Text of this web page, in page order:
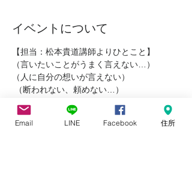
イベントについて
【担当：松本貴道講師よりひとこと】
（言いたいことがうまく言えない…）
（人に自分の想いが言えない）
（断われない、頼めない…）
がキチンと言える
アサーティブコミュニケーション基礎講座
Email LINE Facebook 住所